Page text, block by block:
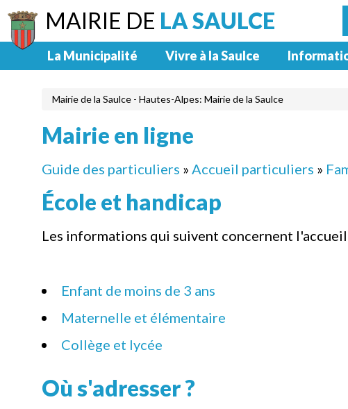
MAIRIE DE LA SAULCE
La Municipalité Vivre à la Saulce
Mairie de la Saulce - Hautes-Alpes: Mairie de la Saulce
Mairie en ligne
Guide des particuliers » Accueil particuliers »
École et handicap
Les informations qui suivent concernent
Enfant de moins de 3 ans
Maternelle et élémentaire
Collège et lycée
Où s'adresser ?